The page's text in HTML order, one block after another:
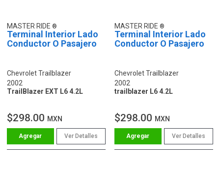
MASTER RIDE
Terminal Interior Lado
Conductor O Pasajero
Chevrolet Trailblazer
2002
TrailBlazer EXT L6 4.2L
$298.00 MXN
Ver Detalles
MASTER RIDE
Terminal Interior Lado
Conductor O Pasajero
Chevrolet Trailblazer
2002
trailblazer L6 4.2L
$298.00 MXN
Ver Detalles